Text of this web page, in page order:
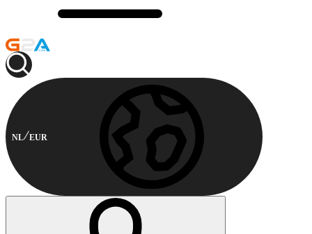
NL EUR